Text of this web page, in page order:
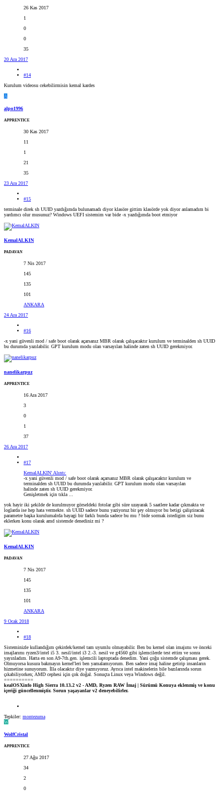
26 Kas 2017
1
0
0
35
20 Ara 2017
#14
Kurulum videosu cekebilirmisin kemal kardes
A
alpo1996
APPRENTICE
30 Kas 2017
11
1
21
35
23 Ara 2017
#15
terminale direk sh UUID yazdığımda bulunamadı diyor klasöre gittim klasörde yok diyor anlamadım bi
yardımcı olur musunuz? Windows UEFI sistemim var bide -x yazdığımda boot etmiyor
KemalALKIN
PADAVAN
7 Nis 2017
145
135
101
ANKARA
24 Ara 2017
#16
-x yani güvenli mod / safe boot olarak açarsanız MBR olarak çalışacaktır kurulum ve terminalden sh UUID
bu durumda yazılabilir. GPT kurulum modu olan varsayılan halinde zaten sh UUID gerekmiyor.
nanelikarpuz
APPRENTICE
16 Ara 2017
3
0
1
37
26 Ara 2017
#17
KemalALKIN' Alıntı:
-x yani güvenli mod / safe boot olarak açarsanız MBR olarak çalışacaktır kurulum ve
terminalden sh UUID bu durumda yazılabilir. GPT kurulum modu olan varsayılan
halinde zaten sh UUID gerekmiyor.
Genişletmek için tıkla ...
yok hayir iki şekilde de kurulmuyor görseldeki fotolar gibi süre uzayarak 5 saatlere kadar çıkmakta ve
loglarda ise hep hata vermekte. sh UUID sadece bunu yaziyoruz bir şey olmuyor bu betigi çaliştiracak
parametre başka kurulumalrda bayagi bir farklı bunda sadece bu mu ? bide sormak istedigim siz bunu
eklerken konu olarak amd sistemde denediniz mi ?
KemalALKIN
PADAVAN
7 Nis 2017
145
135
101
ANKARA
9 Ocak 2018
#18
Sisteminizle kullandığım çekirdek/kernel tam uyumlu olmayabilir. Ben bu kernel olan imajımı ve önceki
imajlarımı ryzen3/intel i5 3. nesil/intel i3 2.-3. nesil ve g4560 gibi işlemcilerde test ettim ve sonra
yayınladım. Hatta en son A9-7th.gen. işlemcili laptoptada denedim. Yani çoğu sistemde çalışması gerek.
Olmuyorsa kusura bakmayın kernel'leri ben yamalamıyorum. Ben sadece imaj haline getirip insanların
hizmetine sunuyorum. İlla olacaktır diye yazmıyoruz. Ayrıca intel makinelerin bile bazılarında sorun
çıkabiliyorken; AMD cephesi için çok doğal. Sonuçta Linux veya Windows değil.
==========
kealOSXinfo High Sierra 10.13.2 v2 - AMD, Ryzen RAW İmaj | Sürümü Konuya eklenmiş ve konu
içeriği güncellenmiştir. Sorun yaşayanlar v2 deneyebilirler.
Tepkiler: montezuma
W
WolfCristal
APPRENTICE
27 Ağu 2017
34
2
0